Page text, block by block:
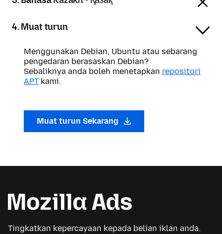
4. Muat turun
Menggunakan Debian, Ubuntu atau sebarang
pengedaran berasaskan Debian?
Sebaliknya anda boleh menetapkan repositori
APT kami.
Muat turun Sekarang
Tingkatkan kepercayaan kepada belian iklan anda.